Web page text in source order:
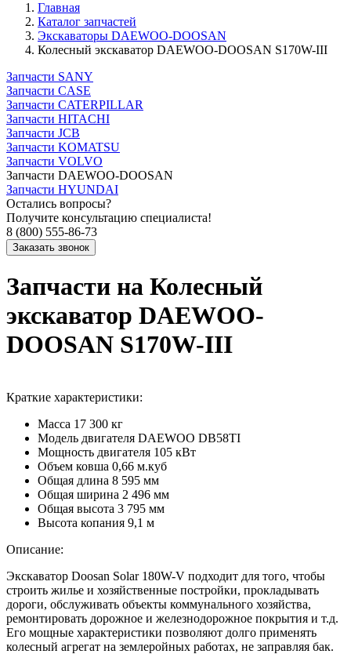
Главная
Каталог запчастей
Экскаваторы DAEWOO-DOOSAN
Колесный экскаватор DAEWOO-DOOSAN S170W-III
Запчасти SANY
Запчасти CASE
Запчасти CATERPILLAR
Запчасти HITACHI
Запчасти JCB
Запчасти KOMATSU
Запчасти VOLVO
Запчасти DAEWOO-DOOSAN
Запчасти HYUNDAI
Остались вопросы?
Получите консультацию специалиста!
8 (800) 555-86-73
Запчасти на Колесный
экскаватор DAEWOO-
DOOSAN S170W-III
Краткие характеристики:
Масса 17 300 кг
Модель двигателя DAEWOO DB58TI
Мощность двигателя 105 кВт
Объем ковша 0,66 м.куб
Общая длина 8 595 мм
Общая ширина 2 496 мм
Общая высота 3 795 мм
Высота копания 9,1 м
Описание:
Экскаватор Doosan Solar 180W-V подходит для того, чтобы
строить жилье и хозяйственные постройки, прокладывать
дороги, обслуживать объекты коммунального хозяйства,
ремонтировать дорожное и железнодорожное покрытия и т.д.
Его мощные характеристики позволяют долго применять
колесный агрегат на землеройных работах, не заправляя бак.